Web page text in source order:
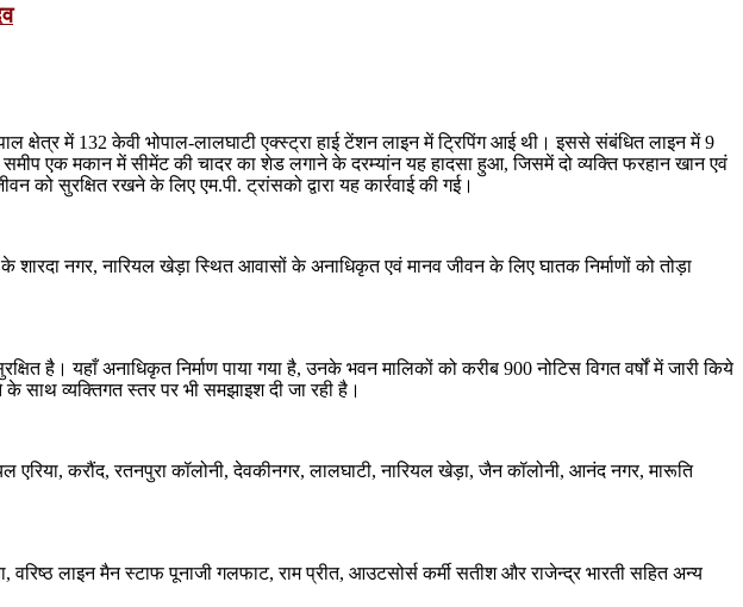
क्षेत्र में 132 केवी भोपाल-लालघाटी एक्स्ट्रा हाई टेंशन लाइन में ट्रिपिंग आई थी। इससे संबंधित लाइन में 9
एक मकान में सीमेंट की चादर का शेड लगाने के दरम्यांन यह हादसा हुआ, जिसमें दो व्यक्ति फरहान खान एवं
सुरक्षित रखने के लिए एम.पी. ट्रांसको द्वारा यह कार्रवाई की गई।
नगर, नारियल खेड़ा स्थित आवासों के अनाधिकृत एवं मानव जीवन के लिए घातक निर्माणों को तोड़ा
है। यहाँ अनाधिकृत निर्माण पाया गया है, उनके भवन मालिकों को करीब 900 नोटिस विगत वर्षों में जारी किये
साथ व्यक्तिगत स्तर पर भी समझाइश दी जा रही है।
करौंद, रतनपुरा कॉलोनी, देवकीनगर, लालघाटी, नारियल खेड़ा, जैन कॉलोनी, आनंद नगर, मारूति
वरिष्ठ लाइन मैन स्टाफ पूनाजी गलफाट, राम प्रीत, आउटसोर्स कर्मी सतीश और राजेन्द्र भारती सहित अन्य